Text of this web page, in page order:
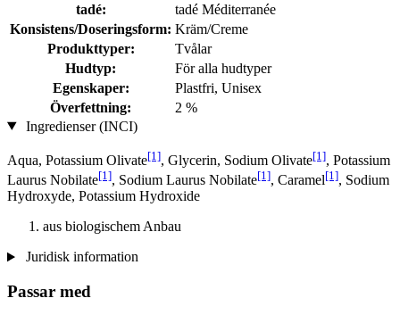
tadé:
tadé Méditerranée
Konsistens/Doseringsform: Kräm/Creme
Produkttyper:
Tvålar
Hudtyp:
För alla hudtyper
Egenskaper:
Plastfri, Unisex
Överfettning:
2 %
Ingredienser (INCI)
Aqua, Potassium Olivate[1], Glycerin, Sodium Olivate[1], Potassium
Laurus Nobilate[1], Sodium Laurus Nobilate[1], Caramel[1], Sodium
Hydroxyde, Potassium Hydroxide
aus biologischem Anbau
Juridisk information
Passar med